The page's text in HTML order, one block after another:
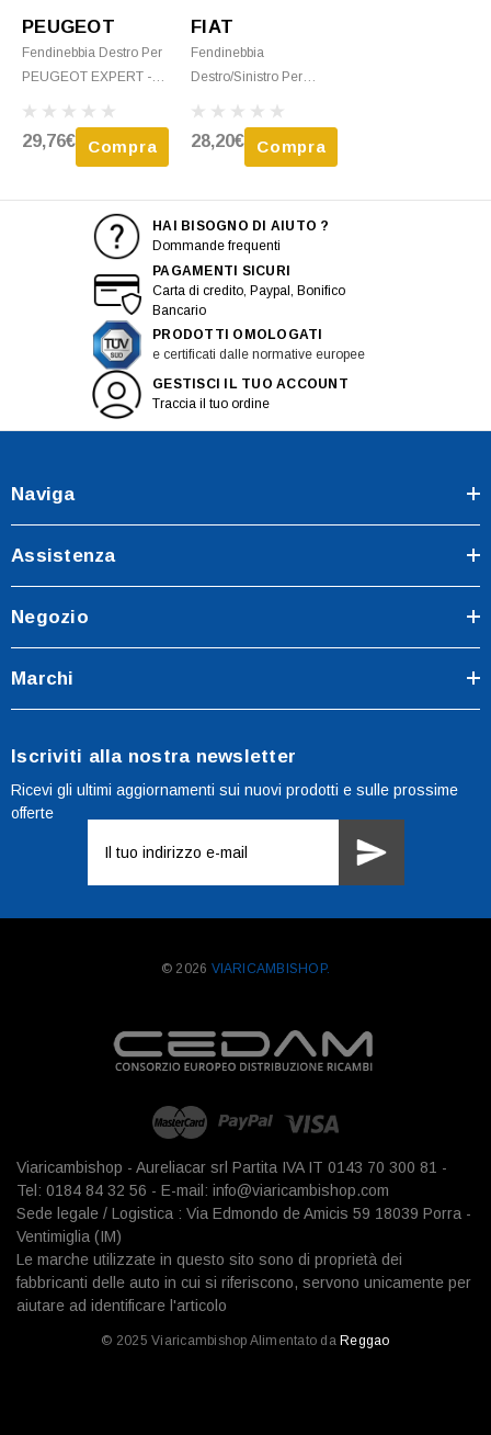
PEUGEOT
Fendinebbia Destro Per
PEUGEOT EXPERT -
29,76€ Compra
FIAT
Fendinebbia
Destro/sinistro Per
2002 Al 2006 H1 Nuovo
28,20€ Compra
HAI BISOGNO DI AIUTO ?
Dommande frequenti
PAGAMENTI SICURI
Carta di credito, Paypal, Bonifico
Bancario
PRODOTTI OMOLOGATI
e certificati dalle normative europee
GESTISCI IL TUO ACCOUNT
Traccia il tuo ordine
Naviga
Assistenza
Negozio
Marchi
Iscriviti alla nostra newsletter
Ricevi gli ultimi aggiornamenti sui nuovi prodotti e sulle prossime
offerte
mail
© 2026 VIARICAMBISHOP.
Viaricambishop - Aureliacar srl Partita IVA IT 0143 70 300 81 -
Tel: 0184 84 32 56 - E-mail: info@viaricambishop.com
Sede legale / Logistica : Via Edmondo de Amicis 59 18039 Porra -
Ventimiglia (IM)
Le marche utilizzate in questo sito sono di proprietà dei
fabbricanti delle auto in cui si riferiscono, servono unicamente per
aiutare ad identificare l'articolo
© 2025 Viaricambishop Alimentato da Reggao